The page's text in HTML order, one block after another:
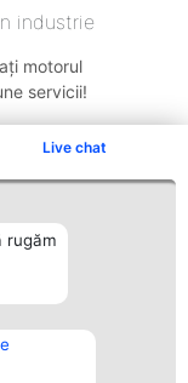
Live chat
rugăm
industrie
motorul
servicii!
Contact